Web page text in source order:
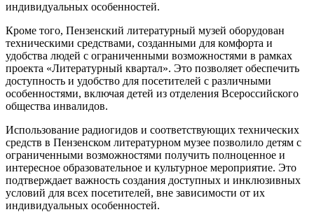
индивидуальных особенностей.
Кроме того, Пензенский литературный музей оборудован
техническими средствами, созданными для комфорта и
удобства людей с ограниченными возможностями в рамках
проекта «Литературный квартал». Это позволяет обеспечить
доступность и удобство для посетителей с различными
особенностями, включая детей из отделения Всероссийского
общества инвалидов.
Использование радиогидов и соответствующих технических
средств в Пензенском литературном музее позволило детям с
ограниченными возможностями получить полноценное и
интересное образовательное и культурное мероприятие. Это
подтверждает важность создания доступных и инклюзивных
условий для всех посетителей, вне зависимости от их
индивидуальных особенностей.